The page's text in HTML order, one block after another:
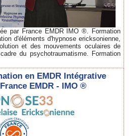
par France EMDR IMO ®. Formation
d'éléments d'hypnose ericksonienne,
et des mouvements oculaires de
du psychotraumatisme. Formation
en EMDR Intégrative
EMDR - IMO ®